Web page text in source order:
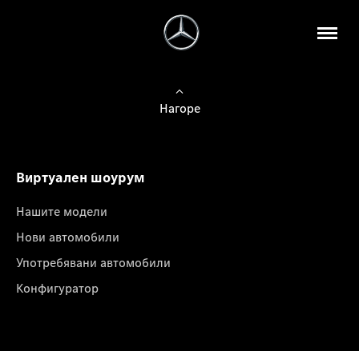
Нагоре
Виртуален шоурум
Нашите модели
Нови автомобили
Употребявани автомобили
Конфигуратор